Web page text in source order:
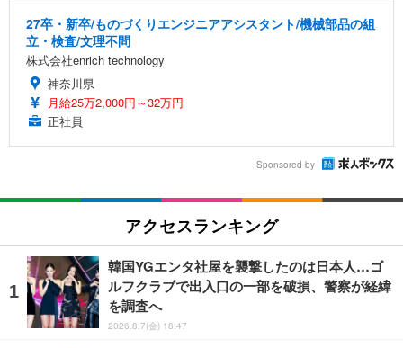
27卒・新卒/ものづくりエンジニアアシスタント/機械部品の組
立・検査/文理不問
株式会社enrich technology
神奈川県
月給25万2,000円～32万円
正社員
Sponsored by
アクセスランキング
韓国YGエンタ社屋を襲撃したのは日本人…ゴ
ルフクラブで出入口の一部を破損、警察が経緯
を調査へ
2026.8.7(金) 18:47